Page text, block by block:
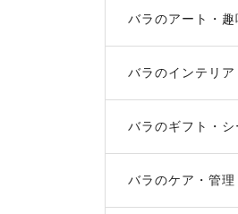
バラのアート・趣
バラのインテリア
バラのギフト・
バラのケア・管理